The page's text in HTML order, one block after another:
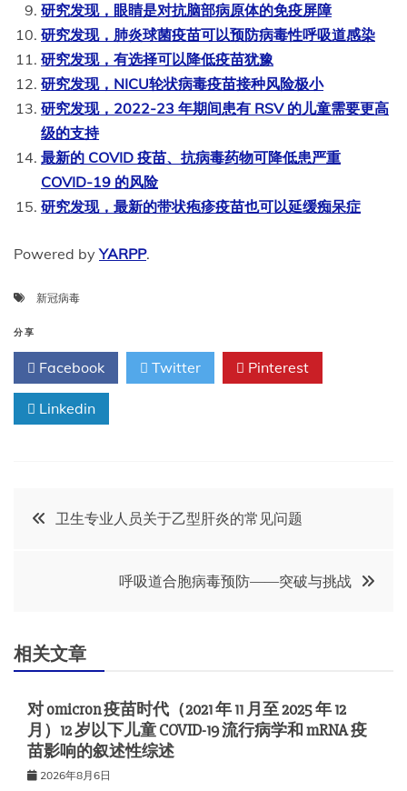
研究发现，眼睛是对抗脑部病原体的免疫屏障
研究发现，肺炎球菌疫苗可以预防病毒性呼吸道感染
研究发现，有选择可以降低疫苗犹豫
研究发现，NICU轮状病毒疫苗接种风险极小
研究发现，2022-23 年期间患有 RSV 的儿童需要更高
级的支持
最新的 COVID 疫苗、抗病毒药物可降低患严重
COVID-19 的风险
研究发现，最新的带状疱疹疫苗也可以延缓痴呆症
Powered byYARPP.
新冠病毒
分享
Facebook Twitter Pinterest
Linkedin
文
航
卫生专业人员关于乙型肝炎的常见问题
呼吸道合胞病毒预防——突破与挑战
相关文章
对 omicron 疫苗时代（2021 年 11 月至 2025 年 12
月）12 岁以下儿童 COVID-19 流行病学和 mRNA 疫
苗影响的叙述性综述
2026年8月6日